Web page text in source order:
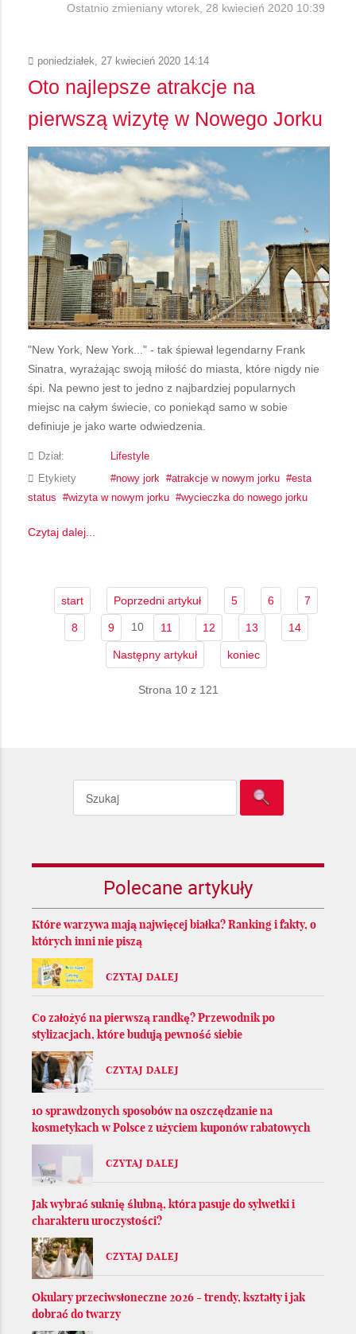
Ostatnio zmieniany wtorek, 28 kwiecień 2020 10:39
poniedziałek, 27 kwiecień 2020 14:14
Oto najlepsze atrakcje na
pierwszą wizytę w Nowego Jorku
"New York, New York..." - tak śpiewał legendarny Frank
Sinatra, wyrażając swoją miłość do miasta, które nigdy nie
śpi. Na pewno jest to jedno z najbardziej popularnych
miejsc na całym świecie, co poniekąd samo w sobie
definiuje je jako warte odwiedzenia.
Dział:
Lifestyle
Etykiety
nowy jork atrakcje w nowym jorku
esta
status
wizyta w nowym jorku wycieczka do nowego jorku
Czytaj dalej...
start Poprzedni artykuł 5 6 7
8 9 10 11 12 13 14
Następny artykuł koniec
Strona 10 z 121
Polecane artykuły
Które warzywa mają najwięcej białka? Ranking i fakty, o
których inni nie piszą
CZYTAJ DALEJ
Co założyć na pierwszą randkę? Przewodnik po
stylizacjach, które budują pewność siebie
CZYTAJ DALEJ
10 sprawdzonych sposobów na oszczędzanie na
kosmetykach w Polsce z użyciem kuponów rabatowych
CZYTAJ DALEJ
Jak wybrać suknię ślubną, która pasuje do sylwetki i
charakteru uroczystości?
CZYTAJ DALEJ
Okulary przeciwsłoneczne 2026 - trendy, kształty i jak
dobrać do twarzy